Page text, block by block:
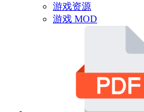
游戏资源
游戏 MOD